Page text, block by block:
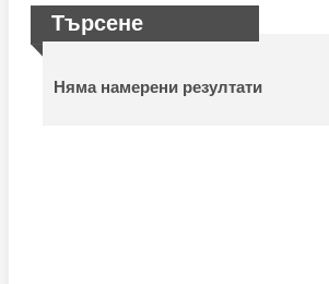
Търсене
Няма намерени резултати